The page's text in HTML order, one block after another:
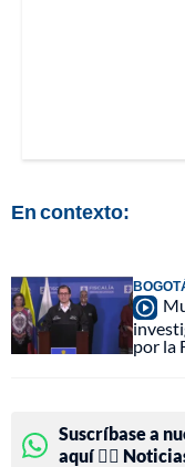
En contexto:
por la
Suscríbase a
aquí 👉🏻